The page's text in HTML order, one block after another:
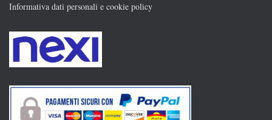
Informativa dati personali e cookie policy